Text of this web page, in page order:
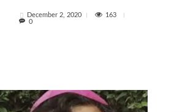
December 2, 2020
163
0